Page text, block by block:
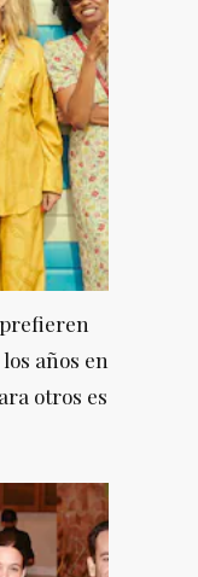
años en
otros es